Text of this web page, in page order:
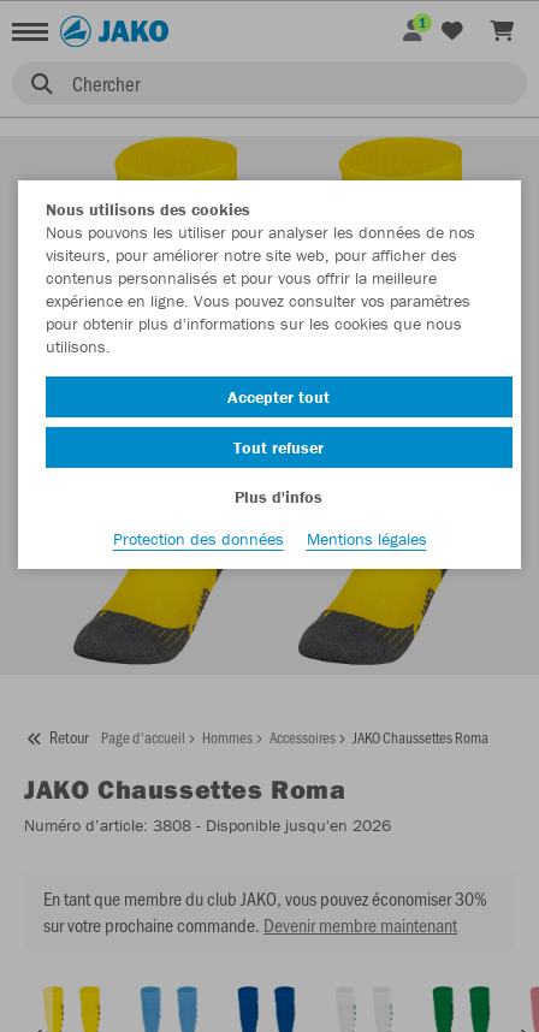
Chercher
1
Retour Page d'accueil Hommes Accessoires JAKO Chaussettes Roma
JAKO Chaussettes Roma
Numéro d’article: 3808 - Disponible jusqu'en 2026
En tant que membre du club JAKO, vous pouvez économiser 30%
sur votre prochaine commande. Devenir membre maintenant
Nous utilisons des cookies
Nous pouvons les utiliser pour analyser les données de nos
visiteurs, pour améliorer notre site web, pour afficher des
contenus personnalisés et pour vous offrir la meilleure
expérience en ligne. Vous pouvez consulter vos paramètres
pour obtenir plus d'informations sur les cookies que nous
utilisons.
Accepter tout
Tout refuser
Plus d'infos
Protection des données
Mentions légales